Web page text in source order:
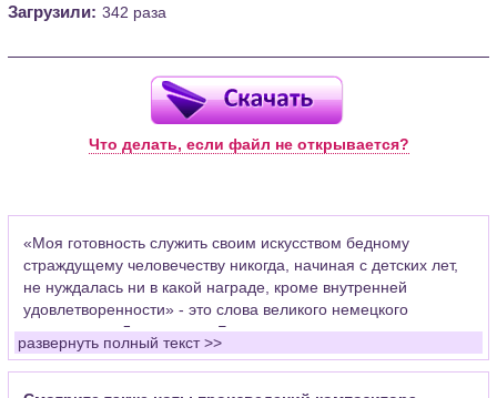
Загрузили: 342 раза
Что делать, если файл не открывается?
«Моя готовность служить своим искусством бедному
страждущему человечеству никогда, начиная с детских лет,
не нуждалась ни в какой награде, кроме внутренней
удовлетворенности» - это слова великого немецкого
композитора Людвига ван Бетховена.
Уже в 7 лет он начал выступать как клавесинист. С 11-и лет -
помощник органиста капеллы. В 1782 г. Было издано первое
развернуть полный текст >>